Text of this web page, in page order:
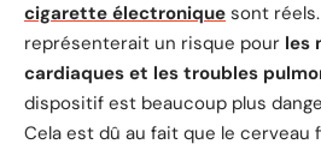
cigarette électronique sont
représenterait un risque pour les
cardiaques et les troubles
dispositif est beaucoup plus
Cela est dû au fait que le cerveau